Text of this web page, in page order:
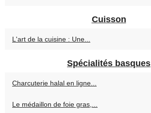
Cuisson
L'art de la cuisine : Une...
Spécialités basques
Charcuterie halal en ligne...
Le médaillon de foie gras,...